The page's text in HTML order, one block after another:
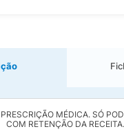
MÉDICA. SÓ
COM RETENÇÃO DA